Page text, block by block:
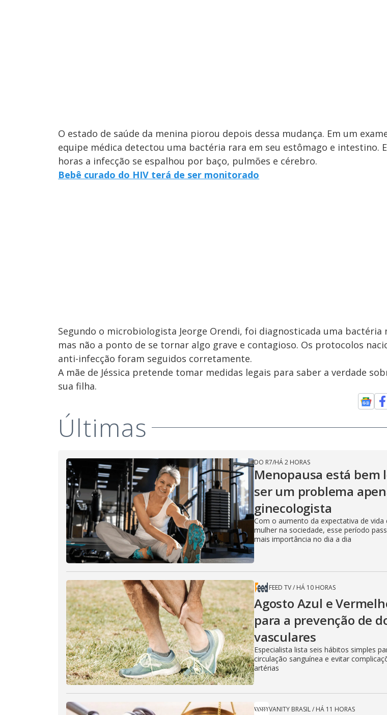
O estado de saúde da menina piorou depois dessa mudança. Em um
equipe médica detectou uma bactéria rara em seu estômago e intestino.
horas a infecção se espalhou por baço, pulmões e cérebro.
Bebê curado do HIV terá de ser monitorado
Segundo o microbiologista Jeorge Orendi, foi diagnosticada uma bactéria
mas não a ponto de se tornar algo grave e contagioso. Os protocolos
anti-infecção foram seguidos corretamente.
A mãe de Jéssica pretende tomar medidas legais para saber a verdade
sua filha.
Últimas
DO R7/HÁ 2 HORAS
Menopausa está bem
ser um problema
ginecologista
Com o aumento da expectativa de vida
mulher na sociedade, esse período
mais importância no dia a dia
FEED TV/ HÁ 10 HORAS
Agosto Azul e
para a prevenção de
vasculares
Especialista lista seis hábitos simples
circulação sanguínea e evitar
artérias
VANITY BRASIL/ HÁ 11 HORAS